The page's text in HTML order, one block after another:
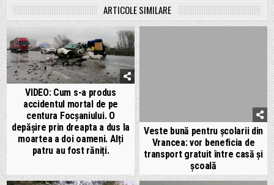
ARTICOLE SIMILARE
VIDEO: Cum s-a produs
accidentul mortal de pe
centura Focșaniului. O
depășire prin dreapta a dus la
moartea a doi oameni. Alți
patru au fost răniți.
Veste bună pentru școlarii din
Vrancea: vor beneficia de
transport gratuit între casă și
școală